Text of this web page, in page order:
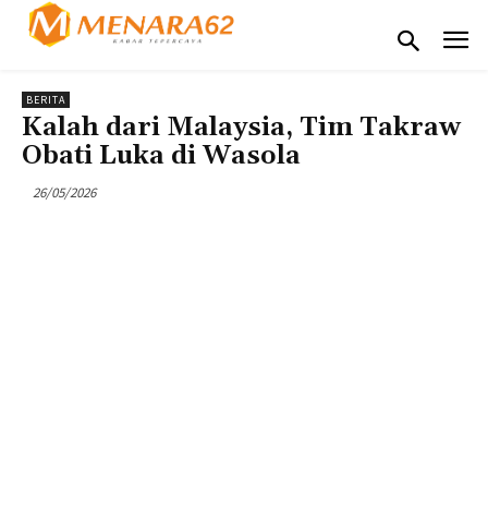
BERITA
Kalah dari Malaysia, Tim Takraw
Obati Luka di Wasola
26/05/2026